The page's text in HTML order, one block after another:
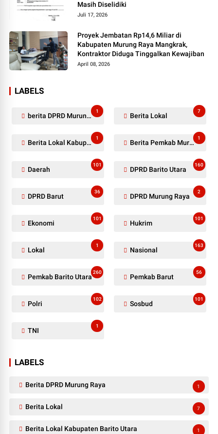
Masih Diselidiki
Juli 17, 2026
Proyek Jembatan Rp14,6 Miliar di
Kabupaten Murung Raya Mangkrak,
Kontraktor Diduga Tinggalkan Kewajiban
April 08, 2026
LABELS
berita DPRD Murung Raya
1
Berita Lokal
7
Berita Lokal Kabupaten Barito Utara
1
Berita Pemkab Murung Raya
1
Daerah
101
DPRD Barito Utara
160
DPRD Barut
36
DPRD Murung Raya
2
Ekonomi
101
Hukrim
101
Lokal
1
Nasional
163
Pemkab Barito Utara
260
Pemkab Barut
56
Polri
102
Sosbud
101
TNI
1
LABELS
Berita DPRD Murung Raya 1
Berita Lokal 7
Berita Lokal Kabupaten Barito Utara 1